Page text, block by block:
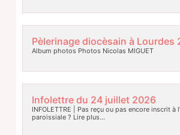
Pèlerinage diocèsain à Lourdes
Album photos Photos Nicolas MIGUET
Infolettre du 24 juillet 2026
INFOLETTRE | Pas reçu ou pas encore inscrit à
paroissiale ? Lire plus…